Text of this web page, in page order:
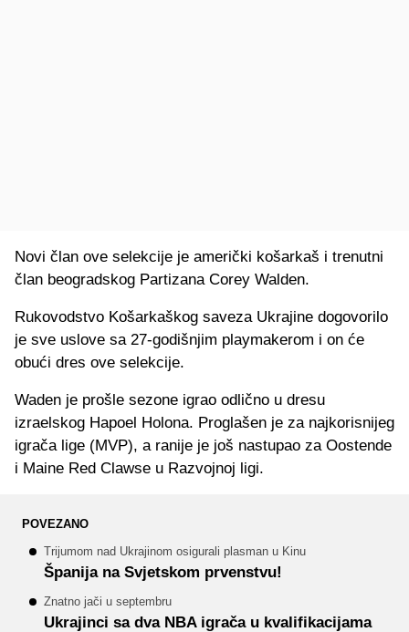
Novi član ove selekcije je američki košarkaš i trenutni
član beogradskog Partizana Corey Walden.
Rukovodstvo Košarkaškog saveza Ukrajine dogovorilo
je sve uslove sa 27-godišnjim playmakerom i on će
obući dres ove selekcije.
Waden je prošle sezone igrao odlično u dresu
izraelskog Hapoel Holona. Proglašen je za najkorisnijeg
igrača lige (MVP), a ranije je još nastupao za Oostende
i Maine Red Clawse u Razvojnoj ligi.
POVEZANO
Trijumom nad Ukrajinom osigurali plasman u Kinu
Španija na Svjetskom prvenstvu!
Znatno jači u septembru
Ukrajinci sa dva NBA igrača u kvalifikacijama